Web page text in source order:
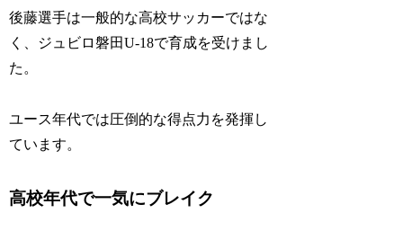
後藤選手は一般的な高校サッカーではな
く、ジュビロ磐田U-18で育成を受けまし
た。
ユース年代では圧倒的な得点力を発揮し
ています。
高校年代で一気にブレイク